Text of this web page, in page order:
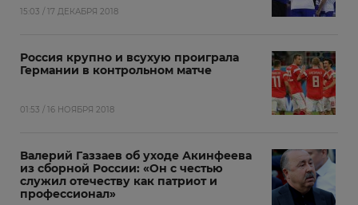
15:03 / 17 ДЕКАБРЯ 2018
Россия крупно и всухую проиграла
Германии в контрольном матче
01:53 / 16 НОЯБРЯ 2018
Валерий Газзаев об уходе Акинфеева
из сборной России: «Он с честью
служил отечеству как патриот и
профессионал»